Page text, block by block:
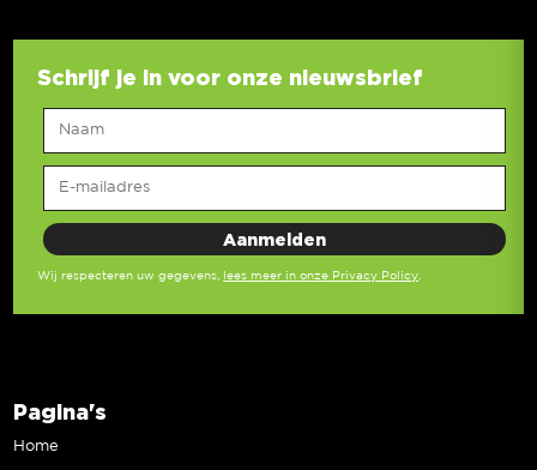
Schrijf je in voor onze nieuwsbrief
Wij respecteren uw gegevens, lees meer in onze Privacy Policy.
Pagina's
Home